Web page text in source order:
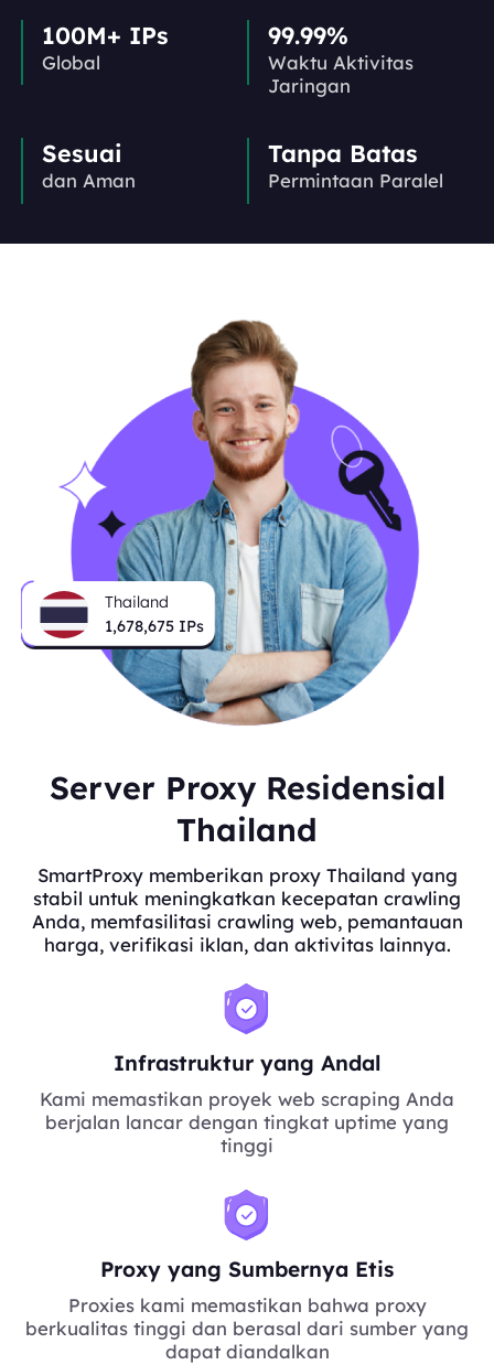
100M+ IPs
Global
99.99%
Waktu Aktivitas
Jaringan
Sesuai
dan Aman
Tanpa Batas
Permintaan Paralel
Thailand
1,678,675 IPs
Server Proxy Residensial
Thailand
SmartProxy memberikan proxy Thailand yang
stabil untuk meningkatkan kecepatan crawling
Anda, memfasilitasi crawling web, pemantauan
harga, verifikasi iklan, dan aktivitas lainnya.
Infrastruktur yang Andal
Kami memastikan proyek web scraping Anda
berjalan lancar dengan tingkat uptime yang
tinggi
Proxy yang Sumbernya Etis
Proxies kami memastikan bahwa proxy
berkualitas tinggi dan berasal dari sumber yang
dapat diandalkan